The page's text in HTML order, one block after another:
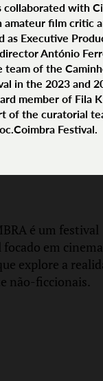
collaborated with
amateur film critic
as Executive
António
team of the
in the 2023 and
member of Fila
of the curatorial
Festival.
é um festival
em cinema
explore a
não-ficcionais.